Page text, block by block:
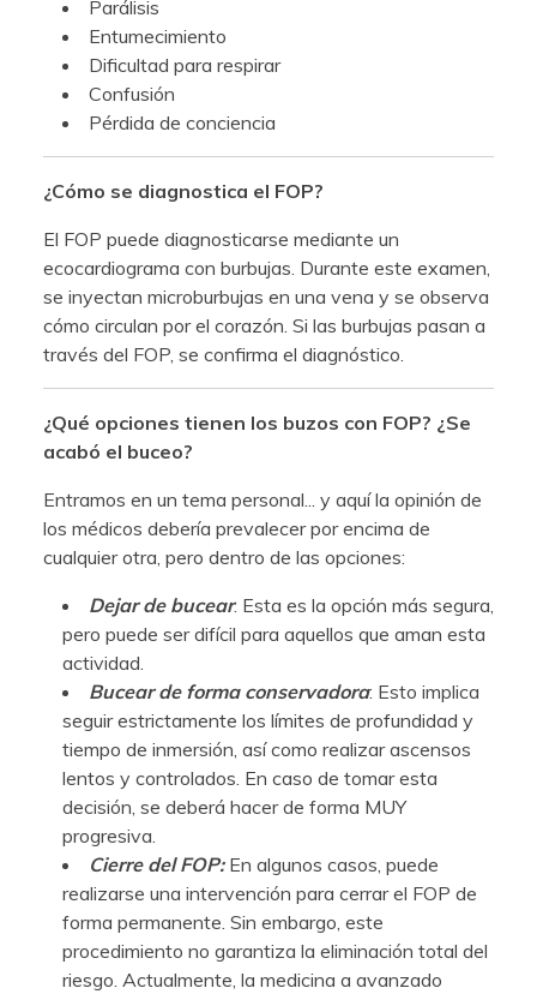
Parálisis
Entumecimiento
Dificultad para respirar
Confusión
Pérdida de conciencia
¿Cómo se diagnostica el FOP?
El FOP puede diagnosticarse mediante un
ecocardiograma con burbujas. Durante este examen,
se inyectan microburbujas en una vena y se observa
cómo circulan por el corazón. Si las burbujas pasan a
través del FOP, se confirma el diagnóstico.
¿Qué opciones tienen los buzos con FOP? ¿Se
acabó el buceo?
Entramos en un tema personal... y aquí la opinión de
los médicos debería prevalecer por encima de
cualquier otra, pero dentro de las opciones:
Dejar de bucear: Esta es la opción más segura,
pero puede ser difícil para aquellos que aman esta
actividad.
Bucear de forma conservadora: Esto implica
seguir estrictamente los límites de profundidad y
tiempo de inmersión, así como realizar ascensos
lentos y controlados. En caso de tomar esta
decisión, se deberá hacer de forma MUY
progresiva.
Cierre del FOP:En algunos casos, puede
realizarse una intervención para cerrar el FOP de
forma permanente. Sin embargo, este
procedimiento no garantiza la eliminación total del
riesgo. Actualmente, la medicina a avanzado